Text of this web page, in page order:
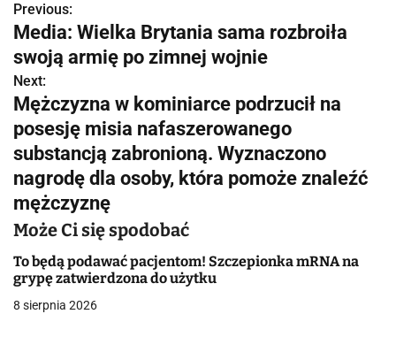
N
a
w
i
g
a
c
j
a
w
Previous:
Media: Wielka Brytania sama rozbroiła
swoją armię po zimnej wojnie
Next:
Mężczyzna w kominiarce podrzucił na
posesję misia nafaszerowanego
substancją zabronioną. Wyznaczono
nagrodę dla osoby, która pomoże znaleźć
mężczyznę
Może Ci się spodobać
To będą podawać pacjentom! Szczepionka mRNA na
grypę zatwierdzona do użytku
8 sierpnia 2026